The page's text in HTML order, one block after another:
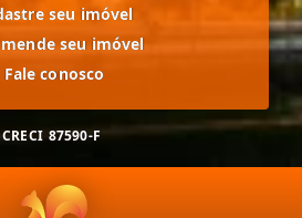
seu imóvel
seu imóvel
Fale conosco
CRECI 87590-F